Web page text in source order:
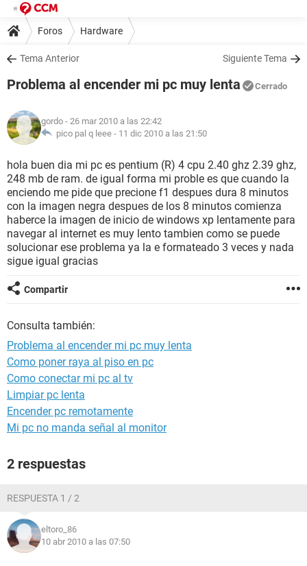
Foros Hardware
Tema Anterior Siguiente Tema
Problema al encender mi pc muy lenta Cerrado
gordo - 26 mar 2010 a las 22:42
pico pal q leee - 11 dic 2010 a las 21:50
hola buen dia mi pc es pentium (R) 4 cpu 2.40 ghz 2.39 ghz,
248 mb de ram. de igual forma mi proble es que cuando la
enciendo me pide que precione f1 despues dura 8 minutos
con la imagen negra despues de los 8 minutos comienza
haberce la imagen de inicio de windows xp lentamente para
navegar al internet es muy lento tambien como se puede
solucionar ese problema ya la e formateado 3 veces y nada
sigue igual gracias
Compartir
Consulta también:
Problema al encender mi pc muy lenta
Como poner raya al piso en pc
Como conectar mi pc al tv
Limpiar pc lenta
Encender pc remotamente
Mi pc no manda señal al monitor
2 respuestas
RESPUESTA 1 / 2
eltoro_86
10 abr 2010 a las 07:50